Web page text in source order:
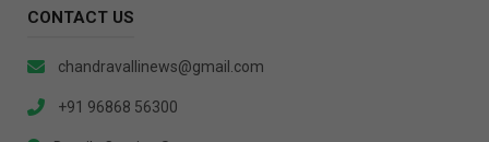
CONTACT US
chandravallinews@gmail.com
+91 96868 56300